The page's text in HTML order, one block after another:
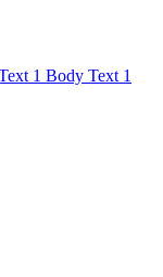
1 Body Text 1